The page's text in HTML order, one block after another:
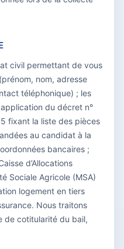
civil permettant de vous
nom, adresse
téléphonique) ; les
du décret n°
fixant la liste des pièces
au candidat à la
bancaires ;
d’Allocations
Sociale Agricole (MSA)
logement en tiers
Nous traitons
de cotitularité du bail,